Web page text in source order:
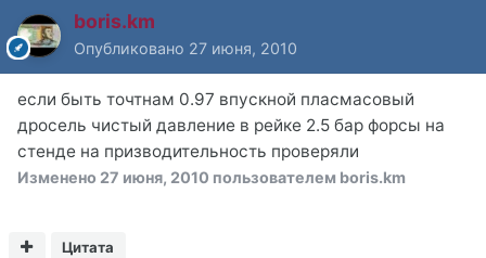
boris.km
Опубликовано 27 июня, 2010
если быть точтнам 0.97 впускной пласмасовый
дросель чистый давление в рейке 2.5 бар форсы на
стенде на призводительность проверяли
Изменено 27 июня, 2010 пользователем boris.km
Цитата